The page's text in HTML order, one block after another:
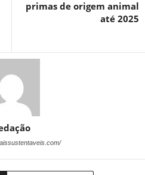
primas de origem animal
até 2025